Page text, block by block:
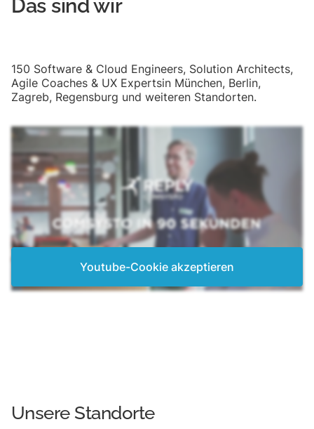
Das sind wir
150 Software & Cloud Engineers, Solution Architects,
Agile Coaches & UX Expertsin München, Berlin,
Zagreb, Regensburg und weiteren Standorten.
Youtube-Cookie akzeptieren
Unsere Standorte